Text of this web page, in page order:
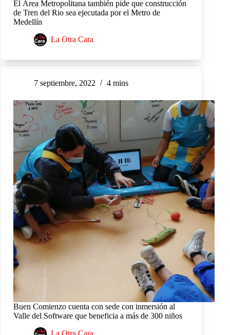
El Área Metropolitana también pide que construcción
de Tren del Rio sea ejecutada por el Metro de
Medellín
La Otra Cara
7 septiembre, 2022 4 mins
Buen Comienzo cuenta con sede con inmersión al
Valle del Software que beneficia a más de 300 niños